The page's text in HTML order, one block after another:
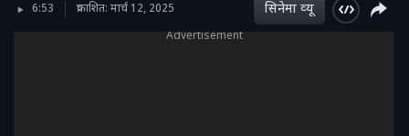
6:53 प्रकाशित: मार्च 12, 2025 सिनेमा व्‍यू
Advertisement